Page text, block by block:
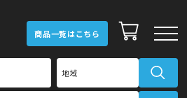
商品一覧はこちら